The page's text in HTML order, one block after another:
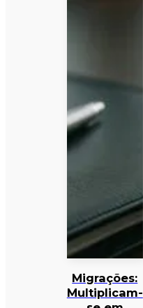
Migrações:
Multiplicam-